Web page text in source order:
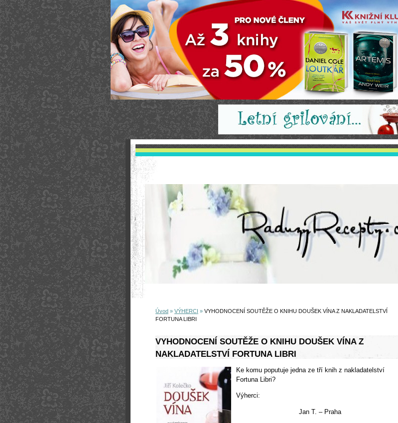
Úvod » VÝHERCI » VYHODNOCENÍ SOUTĚŽE O KNIHU DOUŠEK VÍNA Z NAKLADATELSTVÍ
FORTUNA LIBRI
VYHODNOCENÍ SOUTĚŽE O KNIHU DOUŠEK VÍNA Z
NAKLADATELSTVÍ FORTUNA LIBRI
Ke komu poputuje jedna ze tří knih z nakladatelství
Fortuna Libri?
Výherci:
Jan T. – Praha